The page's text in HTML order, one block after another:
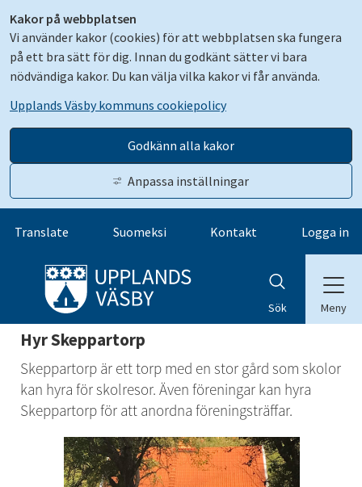
Kakor på webbplatsen
Vi använder kakor (cookies) för att webbplatsen ska fungera
på ett bra sätt för dig. Innan du godkänt sätter vi bara
nödvändiga kakor. Du kan välja vilka kakor vi får använda.
Upplands Väsby kommuns cookiepolicy
Godkänn alla kakor
Anpassa inställningar
Gå till innehåll
Translate Suomeksi Kontakt Logga in
Sök Meny
Hyr Skeppartorp
Skeppartorp är ett torp med en stor gård som skolor
kan hyra för skolresor. Även föreningar kan hyra
Skeppartorp för att anordna föreningsträffar.